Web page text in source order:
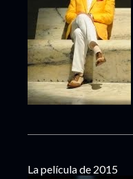
La película de 2015